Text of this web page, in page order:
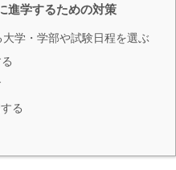
進学するための対策
学・学部や試験日程を選ぶ
る